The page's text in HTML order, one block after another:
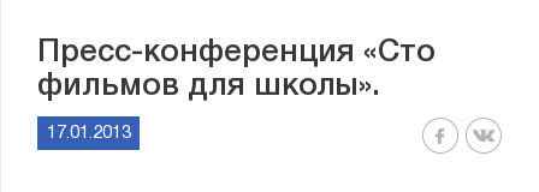
Пресс-конференция «Сто
фильмов для школы».
17.01.2013